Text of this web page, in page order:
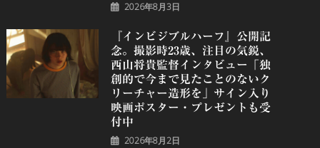
2026年8月3日
『インビジブルハーフ』公開記
念。撮影時23歳、注目の気鋭、
⻄⼭将貴監督インタビュー「独
創的で今まで見たことのないク
リーチャー造形を」サイン入り
映画ポスター・プレゼントも受
付中
2026年8月2日